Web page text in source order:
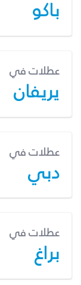
باكو
عطلات في
يريفان
عطلات في
دبي
عطلات في
براغ